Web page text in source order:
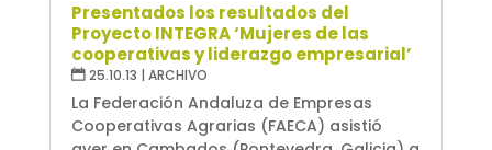
Presentados los resultados del
Proyecto INTEGRA ‘Mujeres de las
cooperativas y liderazgo empresarial’
25.10.13 | ARCHIVO
La Federación Andaluza de Empresas
Cooperativas Agrarias (FAECA) asistió